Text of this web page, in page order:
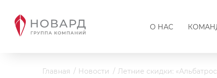
О НАС
Главная Новости Летние скидки: